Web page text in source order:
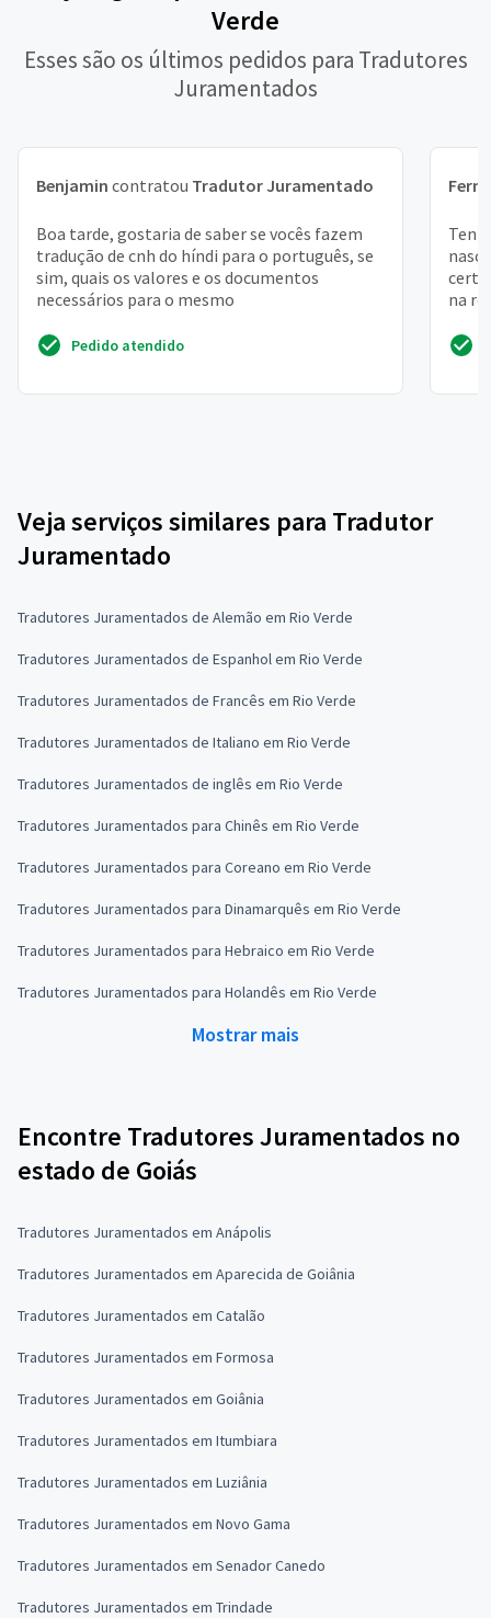
Verde
Esses são os últimos pedidos para Tradutores
Juramentados
Benjamin contratou Tradutor Juramentado
Boa tarde, gostaria de saber se vocês fazem
tradução de cnh do híndi para o português, se
sim, quais os valores e os documentos
necessários para o mesmo
Pedido atendido
na
Veja serviços similares para Tradutor
Juramentado
Tradutores Juramentados de Alemão em Rio Verde
Tradutores Juramentados de Espanhol em Rio Verde
Tradutores Juramentados de Francês em Rio Verde
Tradutores Juramentados de Italiano em Rio Verde
Tradutores Juramentados de inglês em Rio Verde
Tradutores Juramentados para Chinês em Rio Verde
Tradutores Juramentados para Coreano em Rio Verde
Tradutores Juramentados para Dinamarquês em Rio Verde
Tradutores Juramentados para Hebraico em Rio Verde
Tradutores Juramentados para Holandês em Rio Verde
Mostrar mais
Encontre Tradutores Juramentados no
estado de Goiás
Tradutores Juramentados em Anápolis
Tradutores Juramentados em Aparecida de Goiânia
Tradutores Juramentados em Catalão
Tradutores Juramentados em Formosa
Tradutores Juramentados em Goiânia
Tradutores Juramentados em Itumbiara
Tradutores Juramentados em Luziânia
Tradutores Juramentados em Novo Gama
Tradutores Juramentados em Senador Canedo
Tradutores Juramentados em Trindade